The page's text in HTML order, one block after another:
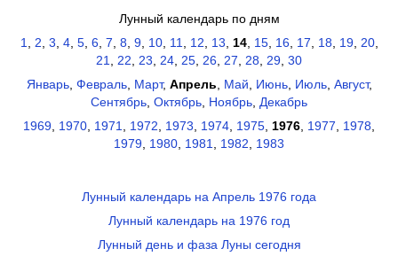
Лунный календарь по дням
1
2 3 4, 5, 6, 7 8 9, 10, 11 12 13 14, 15, 16, 17 18 19, 20,
21
22 23 24 25 26 27 28 29 30
Январь, Февраль, Март, Апрель Май Июнь, Июль, Август,
Сентябрь Октябрь Ноябрь Декабрь
1969 1970 1971 1972 1973 1974 1975 1976 1977 1978
1979 1980 1981 1982 1983
Лунный календарь на Апрель 1976 года
Лунный календарь на 1976 год
Лунный день и фаза Луны сегодня